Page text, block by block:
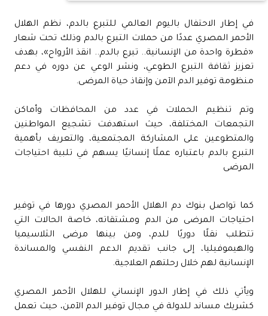
في إطار الاحتفال باليوم العالمي للتبرع بالدم، نظم الهلال
الأحمر المصري عددًا من حملات التبرع بالدم وذلك تحت شعار
«قطرة واحدة من الإنسانية.. تبرع بالدم.. انقذ الأرواح»، بهدف
تعزيز ثقافة التبرع الطوعي، ونشر الوعي عن دوره في دعم
منظومة توفير الدم الآمن وإنقاذ حياة المرضى.
وتم تنظيم الحملات في عدد من المحافظات وأماكن
التجمعات المختلفة، حيث استهدفت تشجيع المواطنين
والمتطوعين على المشاركة المجتمعية، والتعريف بأهمية
التبرع بالدم باعتباره عملًا إنسانيًا يسهم في تلبية احتياجات
المرضى
كما تواصل بنوك دم الهلال الأحمر المصري دورها في توفير
احتياجات المرضى من الدم ومشتقاته، خاصة الحالات التي
تتطلب نقلًا دوريًا للدم، ومن بينها مرضى الثلاسيميا
والهيموفيليا، إلى جانب تقديم الدعم النفسي والمساندة
الإنسانية لهم خلال رحلتهم العلاجية.
ويأتي ذلك في إطار الدور الإنساني للهلال الأحمر المصري
كشريك مساند للدولة في مجال توفير الدم الآمن، حيث تعمل